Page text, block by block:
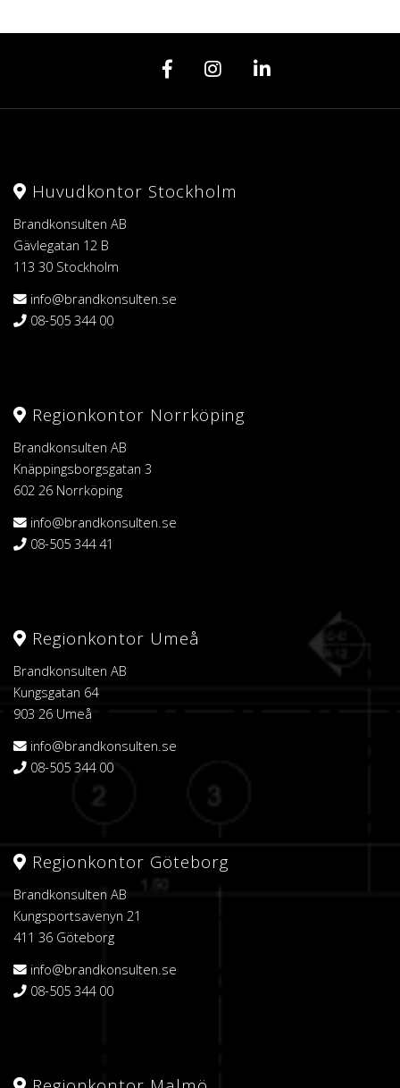
Huvudkontor Stockholm
Brandkonsulten AB
Gävlegatan 12 B
113 30 Stockholm
info@brandkonsulten.se
08-505 344 00
Regionkontor Norrköping
Brandkonsulten AB
Knäppingsborgsgatan 3
602 26 Norrköping
info@brandkonsulten.se
08-505 344 41
Regionkontor Umeå
Brandkonsulten AB
Kungsgatan 64
903 26 Umeå
info@brandkonsulten.se
08-505 344 00
Regionkontor Göteborg
Brandkonsulten AB
Kungsportsavenyn 21
411 36 Göteborg
info@brandkonsulten.se
08-505 344 00